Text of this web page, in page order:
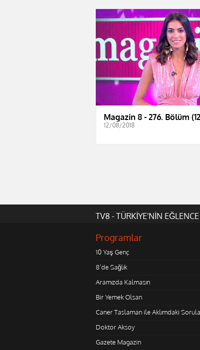
Magazin 8 - 276. Bölüm
12/08/2018
TV8 - TÜRKİYE'NİN
Programlar
10 Yaş Genç
8'de Sağlık
Aramızda Kalmasın
Bir Yemek Olsan
Caner Taslaman ile Aklımdaki
Doktor Aksoy
Gazete Magazin